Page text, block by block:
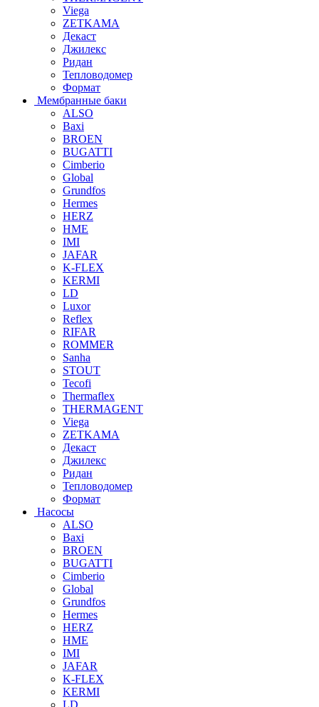
Viega
ZETKAMA
Декаст
Джилекс
Ридан
Тепловодомер
Формат
Мембранные баки
ALSO
Baxi
BROEN
BUGATTI
Cimberio
Global
Grundfos
Hermes
HERZ
HME
IMI
JAFAR
K-FLEX
KERMI
LD
Luxor
Reflex
RIFAR
ROMMER
Sanha
STOUT
Tecofi
Thermaflex
THERMAGENT
Viega
ZETKAMA
Декаст
Джилекс
Ридан
Тепловодомер
Формат
Насосы
ALSO
Baxi
BROEN
BUGATTI
Cimberio
Global
Grundfos
Hermes
HERZ
HME
IMI
JAFAR
K-FLEX
KERMI
LD